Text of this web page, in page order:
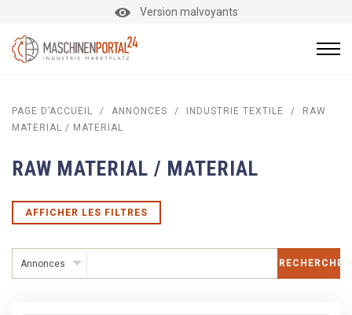
Version malvoyants
PAGE D’ACCUEIL / ANNONCES / INDUSTRIE TEXTILE /
RAW
MATERIAL / MATERIAL
RAW MATERIAL / MATERIAL
AFFICHER LES FILTRES
Annonces RECHERCHER